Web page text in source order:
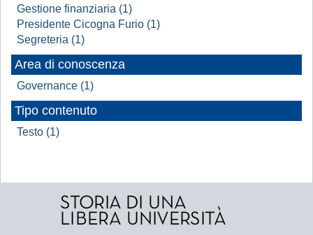
Gestione finanziaria (1)
Presidente Cicogna Furio (1)
Segreteria (1)
Area di conoscenza
Governance (1)
Tipo contenuto
Testo (1)